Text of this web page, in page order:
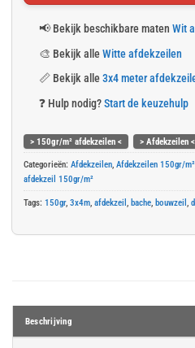
📢 Bekijk beschikbare maten Wit
🎨 Bekijk alleWitte afdekzeilen
📏 Bekijk alle 3x4 meter
❓ Hulp nodig? Start de keuzehulp
> 150gr/m² afdekzeilen < > Afdekzeilen <
Categorieën: Afdekzeilen Afdekzeilen 150gr/m²
afdekzeil 150gr/m²
Tags: 150gr, 3x4m afdekzeil bache bouwzeil
Beschrijving